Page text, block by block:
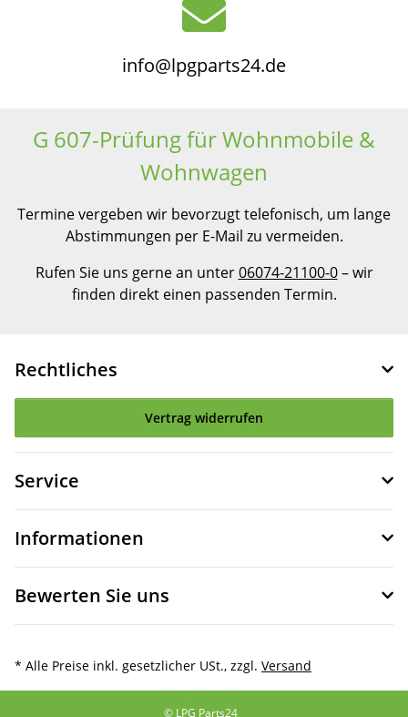
info@lpgparts24.de
G 607-Prüfung für Wohnmobile &
Wohnwagen
Termine vergeben wir bevorzugt telefonisch, um lange
Abstimmungen per E-Mail zu vermeiden.
Rufen Sie uns gerne an unter06074-21100-0– wir
finden direkt einen passenden Termin.
Rechtliches
Vertrag widerrufen
Service
Informationen
Bewerten Sie uns
* Alle Preise inkl. gesetzlicher USt., zzgl. Versand
© LPG Parts24